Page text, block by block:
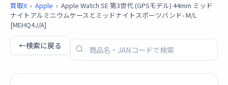
買取X › Apple › Apple Watch SE 第3世代 (GPSモデル) 44mm ミッド
ナイトアルミニウムケースとミッドナイトスポーツバンド- M/L
[MEHQ4J/A]
←検索に戻る